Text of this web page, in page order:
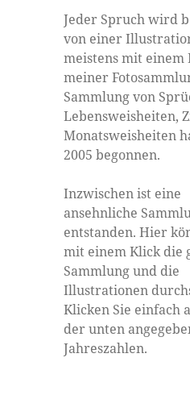
Jeder Spruch wird
von einer
meistens mit einem
meiner
Sammlung von
Lebensweisheiten,
Monatsweisheiten
2005 begonnen.
Inzwischen ist eine
ansehnliche
entstanden. Hier
mit einem Klick die
Sammlung und die
Illustrationen
Klicken Sie einfach
der unten
Jahreszahlen.